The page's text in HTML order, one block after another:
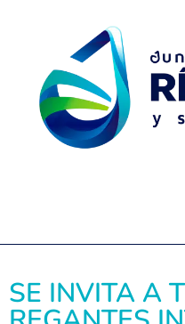
SE INVITA A